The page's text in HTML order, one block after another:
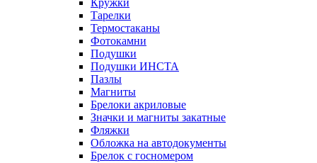
Кружки
Тарелки
Термостаканы
Фотокамни
Подушки
Подушки ИНСТА
Пазлы
Магниты
Брелоки акриловые
Значки и магниты закатные
Фляжки
Обложка на автодокументы
Брелок с госномером